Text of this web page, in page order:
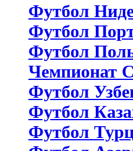
Футбол
Футбол
Футбол
Чемпионат
Футбол
Футбол
Футбол